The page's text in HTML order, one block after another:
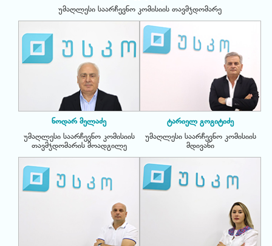
უმაღლესი საარჩევნო კომისიის თავმჯდომარე
ნოდარ მელაძე
უმაღლესი საარჩევნო კომისიის
თავმჯდომარის მოადგილე
ტარიელ გოგიტიძე
უმაღლესი საარჩევნო კომისიის
მდივანი